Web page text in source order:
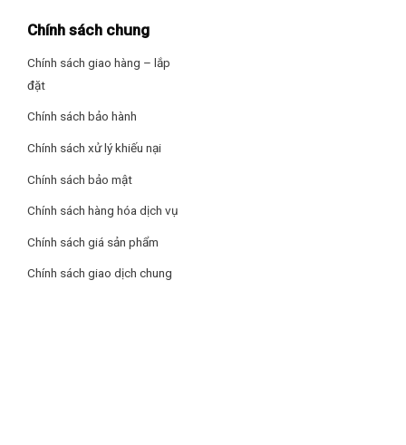
Chính sách chung
Chính sách giao hàng – lắp
đặt
Chính sách bảo hành
Chính sách xử lý khiếu nại
Chính sách bảo mật
Chính sách hàng hóa dịch vụ
Chính sách giá sản phẩm
Chính sách giao dịch chung